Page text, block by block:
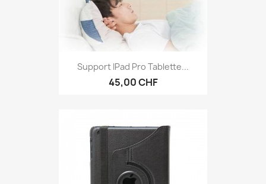
Support IPad Pro Tablette...
45,00 CHF